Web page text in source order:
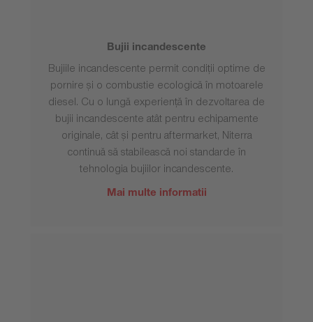
Bujii incandescente
Bujiile incandescente permit condiții optime de
pornire și o combustie ecologică în motoarele
diesel. Cu o lungă experiență în dezvoltarea de
bujii incandescente atât pentru echipamente
originale, cât și pentru aftermarket, Niterra
continuă să stabilească noi standarde în
tehnologia bujiilor incandescente.
Mai multe informatii